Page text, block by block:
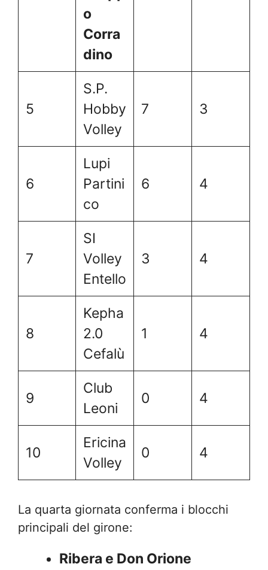
o
Corra
dino
5
S.P.
Hobby
Volley
7 3
6
Lupi
Partini
co
6 4
7
SI
Volley
Entello
3 4
8
Kepha
2.0
Cefalù
1 4
9
Club
Leoni
0 4
10
Ericina
Volley
0 4
La quarta giornata conferma i blocchi
principali del girone:
Ribera e Don Orione